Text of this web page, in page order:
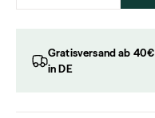
Gratisversand ab 40€
in DE